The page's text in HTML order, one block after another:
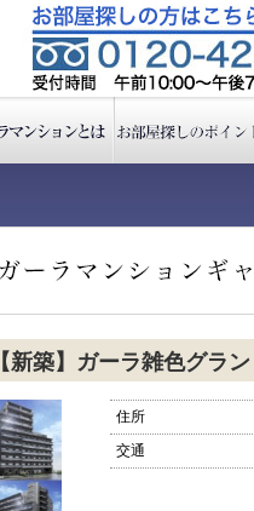
【新築】ガーラ雑色グラ
住所
交通